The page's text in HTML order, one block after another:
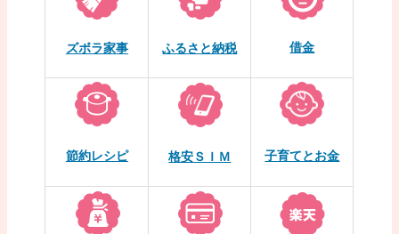
ズボラ家事 ふるさと納税 借金
節約レシピ 格安ＳＩＭ 子育てとお金